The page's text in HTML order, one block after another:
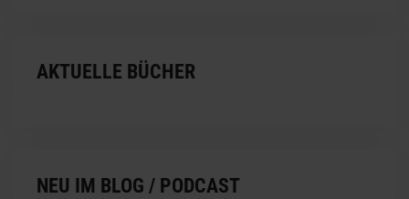
AKTUELLE BÜCHER
NEU IM BLOG / PODCAST